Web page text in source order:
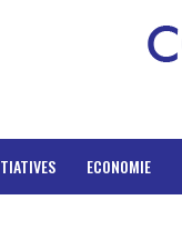
ECONOMIE